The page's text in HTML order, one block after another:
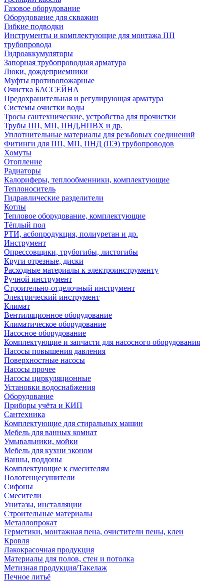
Газовое оборудование
Оборудование для скважин
Гибкие подводки
Инструменты и комплектующие для монтажа ПП
трубопровода
Гидроаккумуляторы
Запорная трубопроводная арматура
Люки, дождеприемники
Муфты противопожарные
Очистка БАССЕЙНА
Предохранительная и регулирующая арматура
Системы очистки воды
Тросы сантехнические, устройства для прочистки
Трубы ПП, МП, ПНД,НПВХ и др.
Уплотнительные материалы для резьбовых соединений
Фитинги для ПП, МП, ПНД (ПЭ) трубопроводов
Хомуты
Отопление
Радиаторы
Калориферы, теплообменники, комплектующие
Теплоноситель
Гидравлические разделители
Котлы
Тепловое оборудование, комплектующие
Тёплый пол
РТИ, асбопродукция, полиуретан и др.
Инструмент
Опрессовщики, трубогибы, листогибы
Круги отрезные, диски
Расходные материалы к электроинструменту
Ручной инструмент
Строительно-отделочный инструмент
Электрический инструмент
Климат
Вентиляционное оборудование
Климатическое оборудование
Насосное оборудование
Комплектующие и запчасти для насосного оборудования
Насосы повышения давления
Поверхностные насосы
Насосы прочее
Насосы циркуляционные
Установки водоснабжения
Оборудование
Приборы учёта и КИП
Сантехника
Комплектующие для стиральных машин
Мебель для ванных комнат
Умывальники, мойки
Мебель для кухни эконом
Ванны, поддоны
Комплектующие к смесителям
Полотенцесушители
Сифоны
Смесители
Унитазы, инсталляции
Строительные материалы
Металлопрокат
Герметики, монтажная пена, очистители пены, клеи
Кровля
Лакокрасочная продукция
Материалы для полов, стен и потолка
Метизная продукция/Такелаж
Печное литьё